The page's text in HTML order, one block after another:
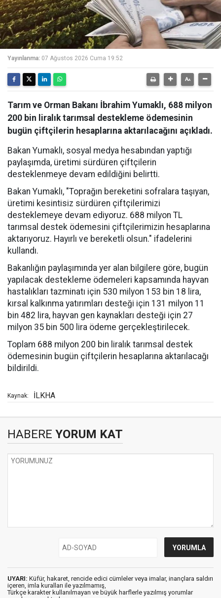
Yayınlanma: 07 Ağustos 2026 Cuma 19:52
Tarım ve Orman Bakanı İbrahim Yumaklı, 688 milyon
200 bin liralık tarımsal destekleme ödemesinin
bugün çiftçilerin hesaplarına aktarılacağını açıkladı.
Bakan Yumaklı, sosyal medya hesabından yaptığı
paylaşımda, üretimi sürdüren çiftçilerin
desteklenmeye devam edildiğini belirtti.
Bakan Yumaklı, "Toprağın bereketini sofralara taşıyan,
üretimi kesintisiz sürdüren çiftçilerimizi
desteklemeye devam ediyoruz. 688 milyon TL
tarımsal destek ödemesini çiftçilerimizin hesaplarına
aktarıyoruz. Hayırlı ve bereketli olsun." ifadelerini
kullandı.
Bakanlığın paylaşımında yer alan bilgilere göre, bugün
yapılacak destekleme ödemeleri kapsamında hayvan
hastalıkları tazminatı için 530 milyon 153 bin 18 lira,
kırsal kalkınma yatırımları desteği için 131 milyon 11
bin 482 lira, hayvan gen kaynakları desteği için 27
milyon 35 bin 500 lira ödeme gerçekleştirilecek.
Toplam 688 milyon 200 bin liralık tarımsal destek
ödemesinin bugün çiftçilerin hesaplarına aktarılacağı
bildirildi.
Kaynak: İLKHA
HABERE YORUM KAT
UYARI: Küfür, hakaret, rencide edici cümleler veya imalar, inançlara saldırı
içeren, imla kuralları ile yazılmamış,
Türkçe karakter kullanılmayan ve büyük harflerle yazılmış yorumlar